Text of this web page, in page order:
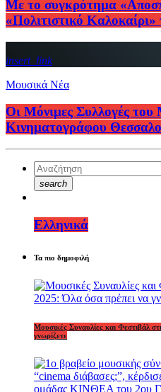
Με το συγκρότημα
«Πολιτιστικό
insert_link
Μουσικά Νέα
Οι Μόνιμες Συλλογές του
Κινηματογράφου
search
Ελληνικά
Τα πιο δημοφιλή
Μουσικές Συναυλίες και Φεστιβάλ
γνωρίζετε